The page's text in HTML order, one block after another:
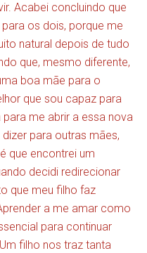
Acabei concluindo que
os dois, porque me
natural depois de tudo
que, mesmo diferente,
boa mãe para o
que sou capaz para
me abrir a essa nova
para outras mães,
que encontrei um
decidi redirecionar
que meu filho faz
a me amar como
para continuar
filho nos traz tanta